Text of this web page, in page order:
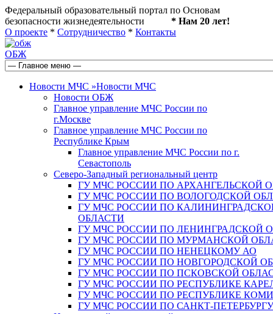
Федеральный образовательный портал по Основам
безопасности жизнедеятельности * Нам 20 лет!
О проекте * Сотрудничество * Контакты
ОБЖ
Новости МЧС »Новости МЧС
Новости ОБЖ
Главное управление МЧС России по
г.Москве
Главное управление МЧС России по
Республике Крым
Главное управление МЧС России по г.
Севастополь
Северо-Западный региональный центр
ГУ МЧС РОССИИ ПО АРХАНГЕЛЬСКОЙ
ГУ МЧС РОССИИ ПО ВОЛОГОДСКОЙ
ГУ МЧС РОССИИ ПО
ОБЛАСТИ
ГУ МЧС РОССИИ ПО ЛЕНИНГРАДСКОЙ
ГУ МЧС РОССИИ ПО МУРМАНСКОЙ
ГУ МЧС РОССИИ ПО НЕНЕЦКОМУ АО
ГУ МЧС РОССИИ ПО НОВГОРОДСКОЙ
ГУ МЧС РОССИИ ПО ПСКОВСКОЙ
ГУ МЧС РОССИИ ПО РЕСПУБЛИКЕ
ГУ МЧС РОССИИ ПО РЕСПУБЛИКЕ КОМИ
ГУ МЧС РОССИИ ПО САНКТ-ПЕТЕРБУРГУ